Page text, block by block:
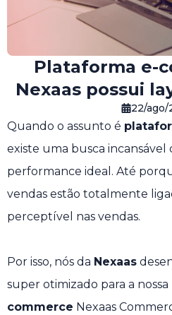
Plataforma e-
Nexaas possui
22/ago/
Quando o assunto é
existe uma busca incansável
performance ideal. Até
vendas estão totalmente
perceptível nas vendas.
Por isso, nós da Nexaas
super otimizado para a nossa
commerce Nexaas